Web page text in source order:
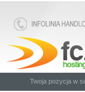
Twoja pozycja w